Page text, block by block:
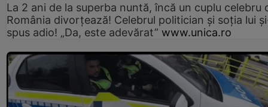
La 2 ani de la superba nuntă, încă un cuplu celebru
România divorțează! Celebrul politician și soția lui
spus adio! „Da, este adevărat” www.unica.ro